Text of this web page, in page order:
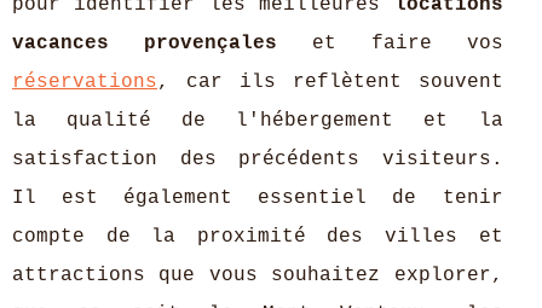
pour identifier les meilleures locations
vacances provençales et faire vos
réservations, car ils reflètent souvent
la qualité de l'hébergement et la
satisfaction des précédents visiteurs.
Il est également essentiel de tenir
compte de la proximité des villes et
attractions que vous souhaitez explorer,